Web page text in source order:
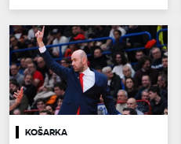
KOŠARKA